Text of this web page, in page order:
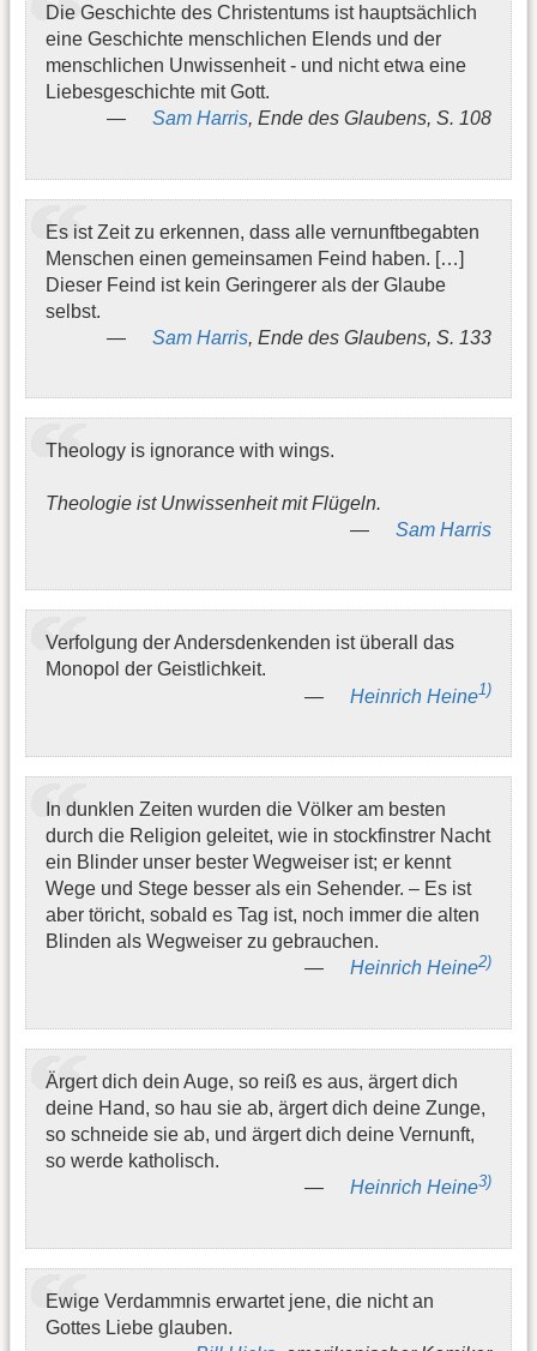
Die Geschichte des Christentums ist hauptsächlich
eine Geschichte menschlichen Elends und der
menschlichen Unwissenheit - und nicht etwa eine
Liebesgeschichte mit Gott.
Sam Harris, Ende des Glaubens, S. 108
Es ist Zeit zu erkennen, dass alle vernunftbegabten
Menschen einen gemeinsamen Feind haben. […]
Dieser Feind ist kein Geringerer als der Glaube
selbst.
Sam Harris, Ende des Glaubens, S. 133
Theology is ignorance with wings.
Theologie ist Unwissenheit mit Flügeln.
Sam Harris
Verfolgung der Andersdenkenden ist überall das
Monopol der Geistlichkeit.
Heinrich Heine1)
In dunklen Zeiten wurden die Völker am besten
durch die Religion geleitet, wie in stockfinstrer Nacht
ein Blinder unser bester Wegweiser ist; er kennt
Wege und Stege besser als ein Sehender. – Es ist
aber töricht, sobald es Tag ist, noch immer die alten
Blinden als Wegweiser zu gebrauchen.
Heinrich Heine2)
Ärgert dich dein Auge, so reiß es aus, ärgert dich
deine Hand, so hau sie ab, ärgert dich deine Zunge,
so schneide sie ab, und ärgert dich deine Vernunft,
so werde katholisch.
Heinrich Heine3)
Ewige Verdammnis erwartet jene, die nicht an
Gottes Liebe glauben.